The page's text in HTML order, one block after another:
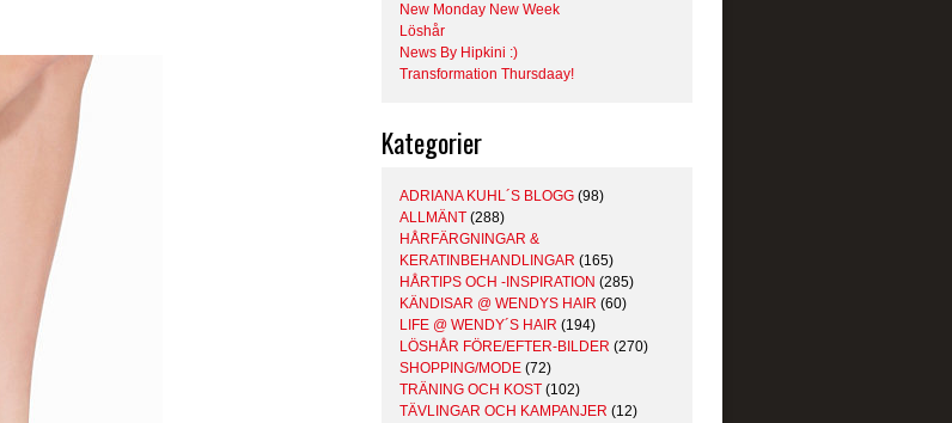
New Monday New Week
Löshår
News By Hipkini :)
Transformation Thursdaay!
Kategorier
ADRIANA KUHL´S BLOGG (98)
ALLMÄNT (288)
HÅRFÄRGNINGAR &
KERATINBEHANDLINGAR (165)
HÅRTIPS OCH -INSPIRATION (285)
KÄNDISAR @ WENDYS HAIR (60)
LIFE @ WENDY´S HAIR (194)
LÖSHÅR FÖRE/EFTER-BILDER (270)
SHOPPING/MODE (72)
TRÄNING OCH KOST (102)
TÄVLINGAR OCH KAMPANJER (12)